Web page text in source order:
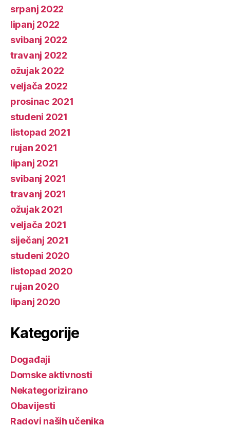
srpanj 2022
lipanj 2022
svibanj 2022
travanj 2022
ožujak 2022
veljača 2022
prosinac 2021
studeni 2021
listopad 2021
rujan 2021
lipanj 2021
svibanj 2021
travanj 2021
ožujak 2021
veljača 2021
siječanj 2021
studeni 2020
listopad 2020
rujan 2020
lipanj 2020
Kategorije
Događaji
Domske aktivnosti
Nekategorizirano
Obavijesti
Radovi naših učenika